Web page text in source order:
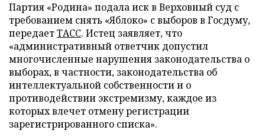
Партия «Родина» подала иск в Верховный суд с
требованием снять «Яблоко» с выборов в Госдуму,
передаетТАСС. Истец заявляет, что
«административный ответчик допустил
многочисленные нарушения законодательства о
выборах, в частности, законодательства об
интеллектуальной собственности и о
противодействии экстремизму, каждое из
которых влечет отмену регистрации
зарегистрированного списка».